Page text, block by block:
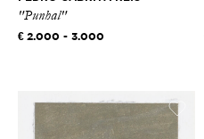
"Punhal"
2.000 - 3.000